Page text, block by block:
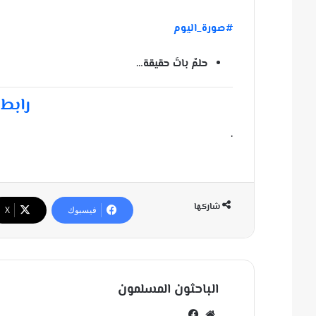
#صورة_اليوم
حلمٌ باتَ حقيقة…
.
شاركها فيسبوك ‫X
الباحثون المسلمون